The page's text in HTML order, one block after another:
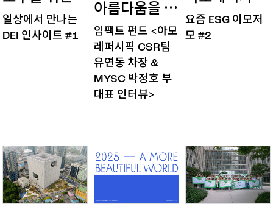
일상에서 만나는
DEI 인사이트 #1
아름다움을 말하는 기업이 세
임팩트 펀드 <아모
레퍼시픽 CSR팀
유연동 차장 &
MYSC 박정호 부
대표 인터뷰>
요즘 ESG 이모저
모 #2